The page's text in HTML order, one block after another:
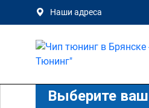
Наши адреса
Выберите